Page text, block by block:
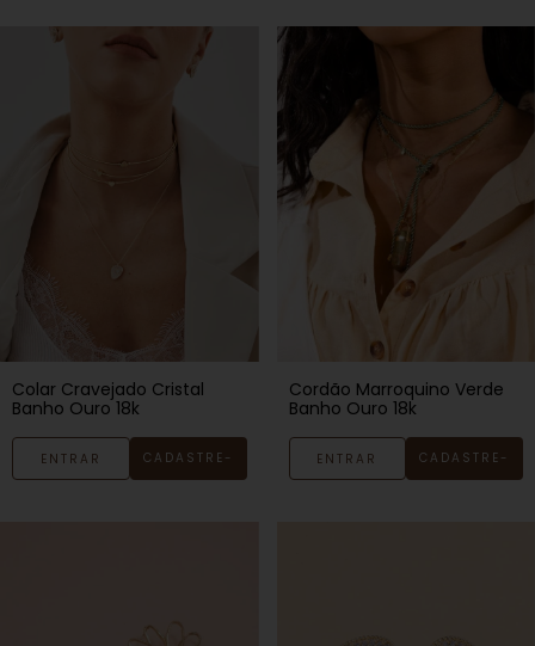
Colar Cravejado Cristal
Banho Ouro 18k
ENTRAR CADASTRE-
Cordão Marroquino Verde
Banho Ouro 18k
ENTRAR CADASTRE-